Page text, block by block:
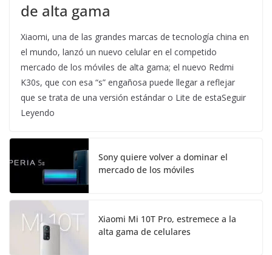
de alta gama
Xiaomi, una de las grandes marcas de tecnología china en
el mundo, lanzó un nuevo celular en el competido
mercado de los móviles de alta gama; el nuevo Redmi
K30s, que con esa “s” engañosa puede llegar a reflejar
que se trata de una versión estándar o Lite de estaSeguir
Leyendo
Sony quiere volver a dominar el
mercado de los móviles
Xiaomi Mi 10T Pro, estremece a la
alta gama de celulares